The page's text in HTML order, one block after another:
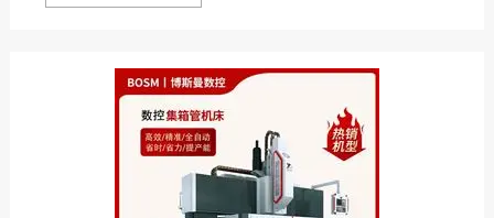
及焊接槽的深度一致，从而可实现自动加工，提高了加工